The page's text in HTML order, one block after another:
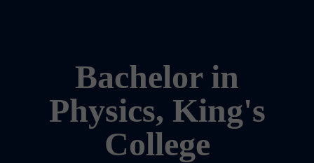
Bachelor in
Physics, King's
College